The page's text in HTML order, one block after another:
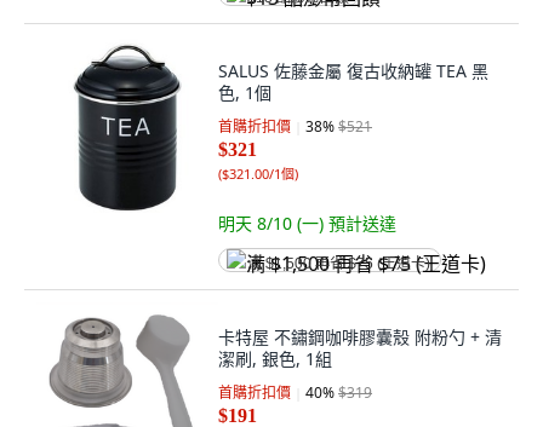
SALUS 佐藤金屬 復古收納罐 TEA 黑
色, 1個
首購折扣價 38%$521
$321
($321.00/1個)
明天 8/10 (一) 預計送達
满 $1,500 再省 $75 (王道卡)
卡特屋 不鏽鋼咖啡膠囊殼 附粉勺 + 清
潔刷, 銀色, 1組
首購折扣價 40%$319
$191